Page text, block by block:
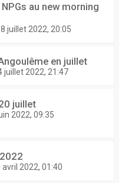
au new morning
juillet 2022, 20:05
en juillet
juillet 2022, 21:47
juillet
2022, 09:35
avril 2022, 01:40